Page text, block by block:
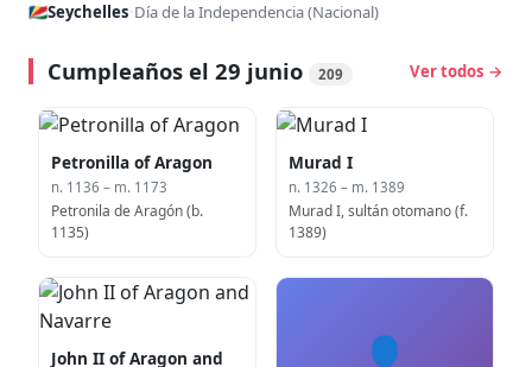
🇸🇨Seychelles·Día de la Independencia (Nacional)
Cumpleaños el 29 junio 209 Ver todos →
Petronilla of Aragon
n. 1136 – m. 1173
Petronila de Aragón (b.
1135)
Murad I
n. 1326 – m. 1389
Murad I, sultán otomano (f.
1389)
John II of Aragon and
👤